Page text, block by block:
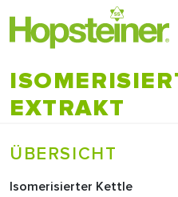
EXTRAKT
ÜBERSICHT
Isomerisierter Kettle